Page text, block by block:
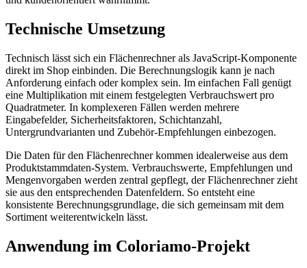
Technische Umsetzung
Technisch lässt sich ein Flächenrechner als JavaScript-Komponente
direkt im Shop einbinden. Die Berechnungslogik kann je nach
Anforderung einfach oder komplex sein. Im einfachen Fall genügt
eine Multiplikation mit einem festgelegten Verbrauchswert pro
Quadratmeter. In komplexeren Fällen werden mehrere
Eingabefelder, Sicherheitsfaktoren, Schichtanzahl,
Untergrundvarianten und Zubehör-Empfehlungen einbezogen.
Die Daten für den Flächenrechner kommen idealerweise aus dem
Produktstammdaten-System. Verbrauchswerte, Empfehlungen und
Mengenvorgaben werden zentral gepflegt, der Flächenrechner zieht
sie aus den entsprechenden Datenfeldern. So entsteht eine
konsistente Berechnungsgrundlage, die sich gemeinsam mit dem
Sortiment weiterentwickeln lässt.
Anwendung im Coloriamo-Projekt